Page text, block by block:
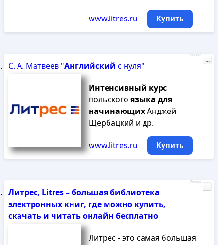
www.litres.ru Купить
С. А. Матвеев "Английский с нуля"
Интенсивный курс
польского языка для
начинающихАнджей
Щербацкий и др.
www.litres.ru Купить
Реклама
...
Литрес, Litres – большая библиотека
электронных книг, где можно купить,
скачать и читать онлайн бесплатно
Литрес - это самая большая
Реклама
...